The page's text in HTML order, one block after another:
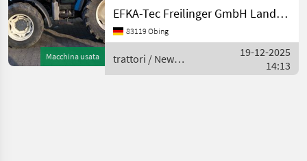
MARKETPLACE
Marketplace
Offerte dei
rivenditori
Macchina usata
Baujahr 2000 ca. 9005
Betriebsstunden 70 kW bei
2500 U/min Hubraum 3908
Höchstgeschwindigkeit 40
km/h
EFKA-Tec Freilinger GmbH Landmaschinen
83119 Obing
trattori / New
Holland
19-12-2025
14:13